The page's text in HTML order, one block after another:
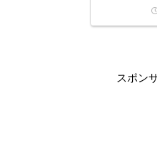
スポン